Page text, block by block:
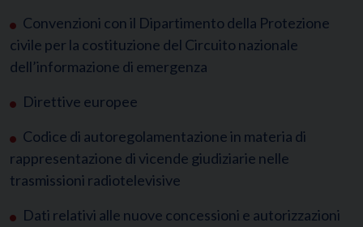
Convenzioni con il Dipartimento della Protezione
civile per la costituzione del Circuito nazionale
dell’informazione di emergenza
Direttive europee
Codice di autoregolamentazione in materia di
rappresentazione di vicende giudiziarie nelle
trasmissioni radiotelevisive
Dati relativi alle nuove concessioni e autorizzazioni